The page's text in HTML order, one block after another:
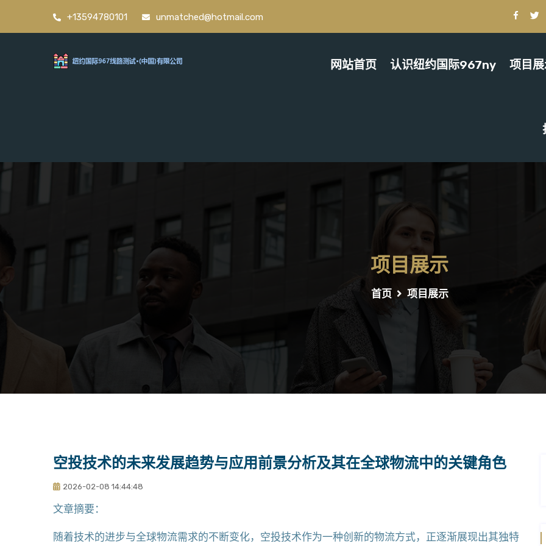
+13594780101 unmatched@hotmail.com
网站首页 认识纽约国际967ny 项目
项目展示
首页 项目展示
空投技术的未来发展趋势与应用前景分析及其在全球物流中的关键角色
2026-02-08 14:44:48
文章摘要：
随着技术的进步与全球物流需求的不断变化，空投技术作为一种创新的物流方式，正逐渐展现出其独特